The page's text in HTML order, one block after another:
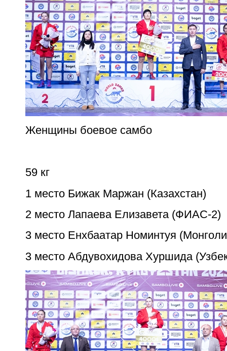
Женщины боевое самбо
59 кг
1 место Бижак Маржан (Казахстан)
2 место Лапаева Елизавета (ФИАС-2)
3 место Енхбаатар Номинтуя
3 место Абдувохидова Хуршида